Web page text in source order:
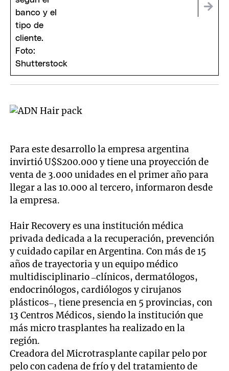
Para este desarrollo la empresa argentina
invirtió U$S200.000 y tiene una proyección de
venta de 3.000 unidades en el primer año para
llegar a las 10.000 al tercero, informaron desde
la empresa.
Hair Recovery es una institución médica
privada dedicada a la recuperación, prevención
y cuidado capilar en Argentina. Con más de 15
años de trayectoria y un equipo médico
multidisciplinario –clínicos, dermatólogos,
endocrinólogos, cardiólogos y cirujanos
plásticos–, tiene presencia en 5 provincias, con
13 Centros Médicos, siendo la institución que
más micro trasplantes ha realizado en la
región.
Creadora del Microtrasplante capilar pelo por
pelo con cadena de frío y del tratamiento de